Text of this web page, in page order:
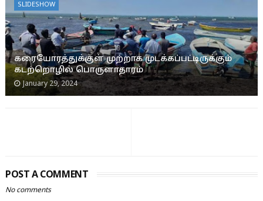
SLIDESHOW
கரையோரத்துக்குள் முற்றாக முடக்கப்பட்டிருக்கும்
கடற்றொழில் பொருளாதாரம்
January 29, 2024
POST A COMMENT
No comments